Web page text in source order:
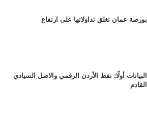
بورصة عمان تغلق تداولاتها على ارتفاع
البيانات أولًا: نفط الأردن الرقمي والاصل السيادي
القادم